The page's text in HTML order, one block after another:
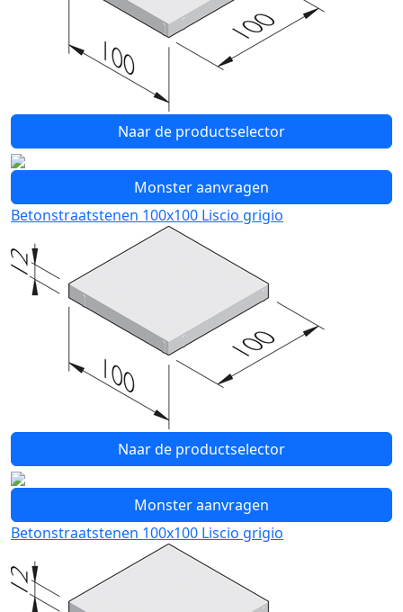
Naar de productselector
Monster aanvragen
Betonstraatstenen 100x100 Liscio grigio
Naar de productselector
Monster aanvragen
Betonstraatstenen 100x100 Liscio grigio